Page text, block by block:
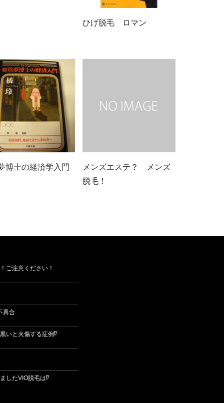
ひげ脱毛 ロマン
博士の経済学入門
メンズエステ？ メンズ
脱毛！
ご注意ください！
具合
いと火傷する症例⁉
したVIO脱毛は⁉